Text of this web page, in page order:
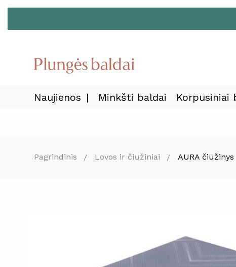
Naujienos Minkšti baldai Korpusiniai
Pagrindinis Lovos ir čiužiniai AURA čiužinys